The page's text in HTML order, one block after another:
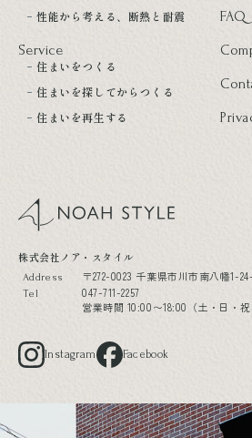
性能から考える、断熱と耐震
Service
住まいをつくる
住まいを探してからつくる
住まいを再生する
FAQ
noah style
株式会社ノア・スタイル
Address 〒272-0023 千葉県市川市南八幡1-
Tel
047-711-2257
営業時間 10:00〜18:00（土・日・祝
Instagram Facebook